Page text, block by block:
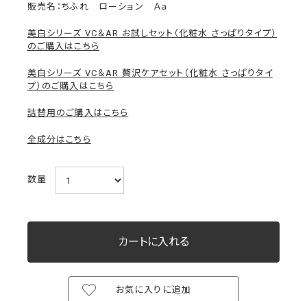
販売名：ちふれ ローション Ａａ
美白シリーズ VC＆AR お試しセット（化粧水 さっぱりタイプ）
のご購入はこちら
美白シリーズ VC＆AR 贅沢ケアセット（化粧水 さっぱりタイ
プ）のご購入はこちら
詰替用のご購入はこちら
全成分はこちら
数量
お気に入りに追加